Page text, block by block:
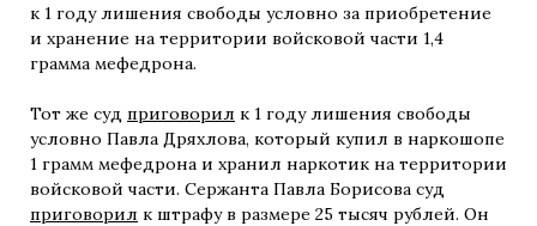
к 1 году лишения свободы условно за приобретение
и хранение на территории войсковой части 1,4
грамма мефедрона.
Тот же суд приговорил к 1 году лишения свободы
условно Павла Дряхлова, который купил в наркошопе
1 грамм мефедрона и хранил наркотик на территории
войсковой части. Сержанта Павла Борисова суд
приговорил к штрафу в размере 25 тысяч рублей. Он